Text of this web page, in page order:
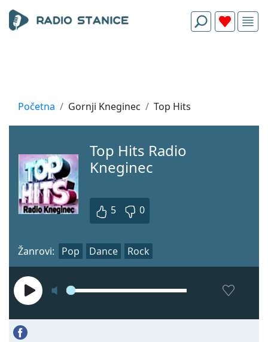
Početna Gornji Kneginec Top Hits
Top Hits Radio
Kneginec
5 0
Žanrovi: Pop Dance Rock